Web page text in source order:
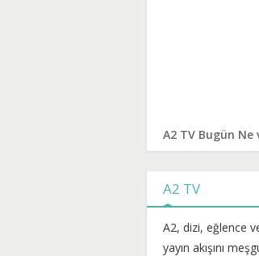
A2 TV Bugün Ne
A2 TV
A2, dizi, eğlence
yayın akışını